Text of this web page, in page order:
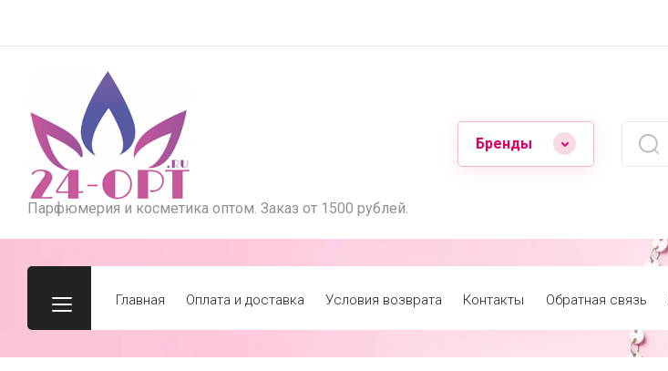
Парфюмерия и косметика оптом. Заказ от 1500 рублей.
Бренды
Главная Оплата и доставка Условия возврата Контакты Обратная связь